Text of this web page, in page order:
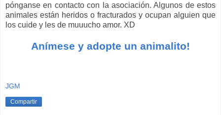
pónganse en contacto con la asociación. Algunos de estos
animales están heridos o fracturados y ocupan alguien que
los cuide y les de muuucho amor. XD
Anímese y adopte un animalito!
JGM
Compartir